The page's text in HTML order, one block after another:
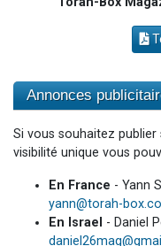
Annonces
Si vous souhaitez
visibilité unique vous
En France - Yann
yann@torah-
En Israel - Daniel